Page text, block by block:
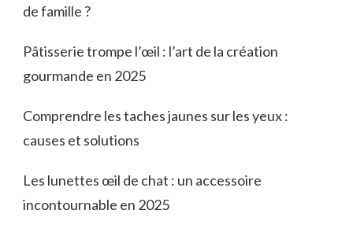
de famille ?
Pâtisserie trompe l’œil : l’art de la création
gourmande en 2025
Comprendre les taches jaunes sur les yeux :
causes et solutions
Les lunettes œil de chat : un accessoire
incontournable en 2025